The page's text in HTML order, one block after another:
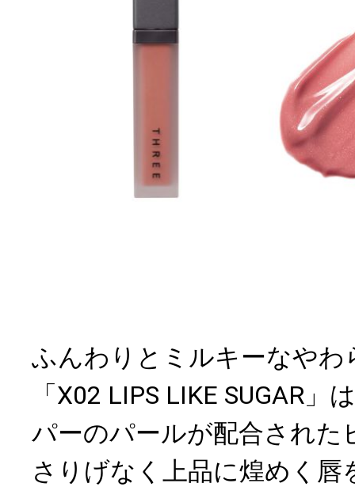
ふんわりとミルキーなやわ
「X02 LIPS LIKE SUGAR
パーのパールが配合された
さりげなく上品に煌めく唇